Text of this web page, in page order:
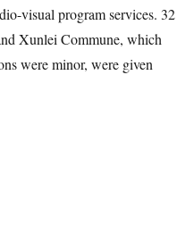
visual program services. 32
Xunlei Commune, which
were minor, were given